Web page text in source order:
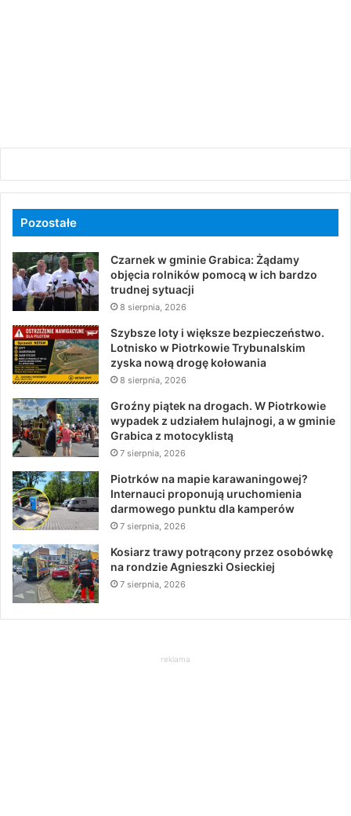
Pozostałe
Czarnek w gminie Grabica: Żądamy
objęcia rolników pomocą w ich bardzo
trudnej sytuacji
8 sierpnia, 2026
Szybsze loty i większe bezpieczeństwo.
Lotnisko w Piotrkowie Trybunalskim
zyska nową drogę kołowania
8 sierpnia, 2026
Groźny piątek na drogach. W Piotrkowie
wypadek z udziałem hulajnogi, a w gminie
Grabica z motocyklistą
7 sierpnia, 2026
Piotrków na mapie karawaningowej?
Internauci proponują uruchomienia
darmowego punktu dla kamperów
7 sierpnia, 2026
Kosiarz trawy potrącony przez osobówkę
na rondzie Agnieszki Osieckiej
7 sierpnia, 2026
reklama